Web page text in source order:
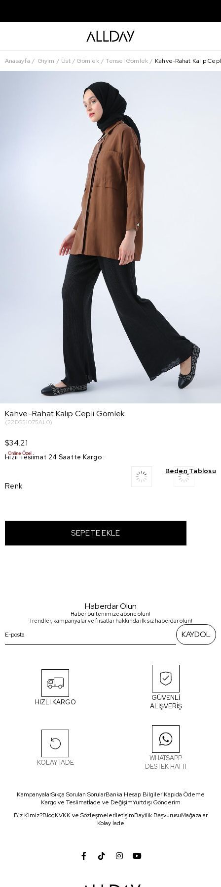
Anasayfa Giyim Üst Gömlek Tensel Gömlek Kahve-Rahat Kalıp
Kahve-Rahat Kalıp Cepli Gömlek
(22DS51075AL0)
$34.21
Hızlı Teslimat 24 Saatte Kargo :
Beden Tablosu
Renk
Haberdar Olun
Haber bültenimize abone olun!
Trendler, kampanyalar ve fırsatlar hakkında ilk siz haberdar olun!
KAYDOL
HIZLI KARGO
GÜVENLİ
ALIŞVERİŞ
KOLAY İADE
WHATSAPP
DESTEK HATTI
KampanyalarSıkça Sorulan SorularBanka Hesap BilgileriKapıda Ödeme
Kargo ve Teslimatİade ve DeğişimYurtdışı Gönderim
Biz Kimiz?BlogKVKK ve SözleşmelerİletişimBayilik BaşvurusuMağazalar
Kolay İade